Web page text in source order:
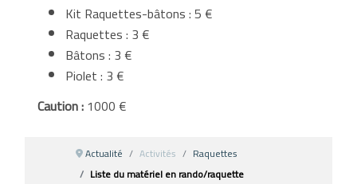
Kit Raquettes-bâtons: 5 €
Raquettes : 3 €
Bâtons: 3 €
Piolet : 3 €
Caution :1000 €
Actualité Activités
Raquettes
Liste du matériel en rando/raquette